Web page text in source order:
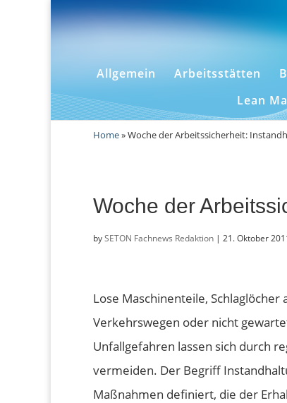
Allgemein Arbeitsstätten
Lean
Home»Woche der Arbeitssicherheit:
Woche der
bySETON Fachnews Redaktion | 21. Oktober
Lose Maschinenteile,
Verkehrswegen oder nicht
Unfallgefahren lassen sich durch
vermeiden. Der Begriff
Maßnahmen definiert, die der